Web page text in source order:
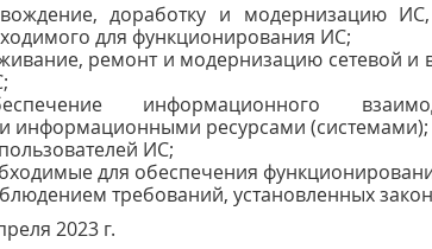
доработку и модернизацию
для функционирования ИС;
ремонт и модернизацию сетевой и
информационного
информационными ресурсами (системами);
ИС;
для обеспечения
требований, установленных
2023 г.